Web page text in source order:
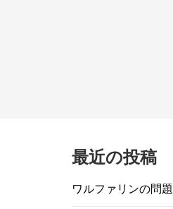
最近の投稿
ワルファリンの問題